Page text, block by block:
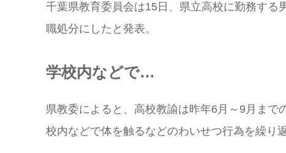
千葉県教育委員会は15日、県立高校に勤務す
職処分にしたと発表。
学校内などで…
県教委によると、高校教諭は昨年6月～9月ま
校内などで体を触るなどのわいせつ行為を繰り返